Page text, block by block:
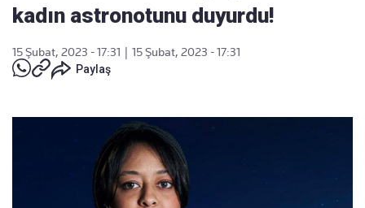
kadın astronotunu duyurdu!
15 Şubat, 2023 - 17:31
15 Şubat, 2023 - 17:31
Paylaş